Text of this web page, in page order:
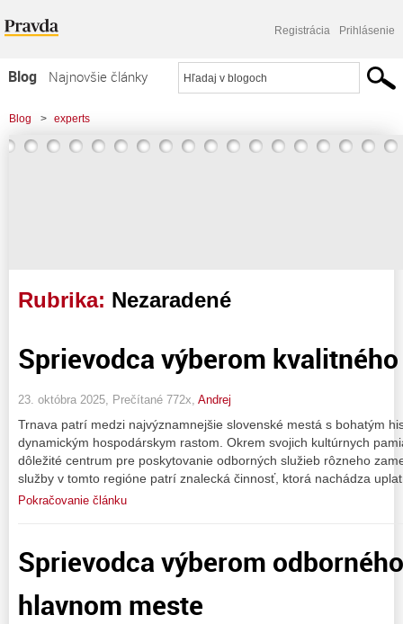
Registrácia Prihlásenie
Blog
Najnovšie články
Najčítanejšie články
Najkomentovanejšie články
Blog > experts
Rubrika: Nezaradené
Sprievodca výberom
23. októbra 2025, Prečítané 772x, Andrej
Trnava patrí medzi najvýznamnejšie slovenské mestá s bohatým
dynamickým hospodárskym rastom. Okrem svojich kultúrnych
dôležité centrum pre poskytovanie odborných služieb rôzneho
služby v tomto regióne patrí znalecká činnosť, ktorá nachádza
Pokračovanie článku
Sprievodca výberom
hlavnom meste